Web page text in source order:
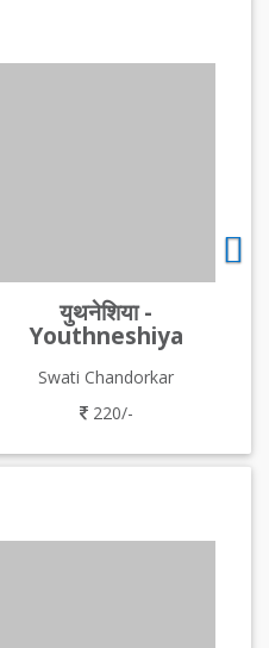
युथनेशिया -
Youthneshiya
Swati Chandorkar
220/-